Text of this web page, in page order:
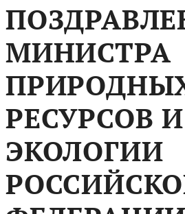
МИНИСТРА
РЕСУРСОВ И
ЭКОЛОГИИ